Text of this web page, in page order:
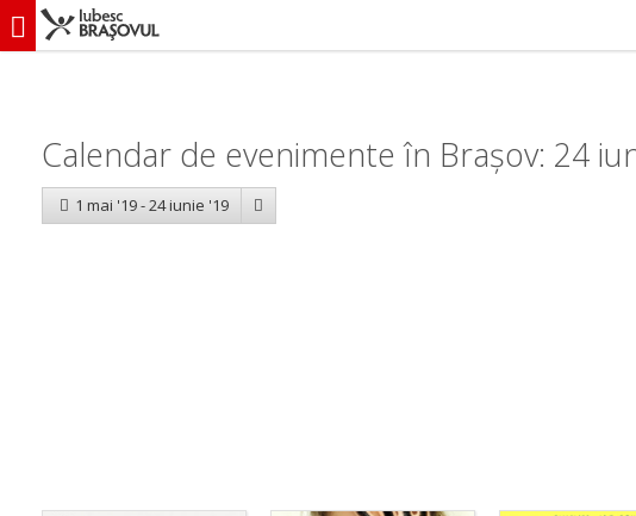
iubescbraşovul.ro
Calendar de evenimente în Brașov: 24
1 mai '19 - 24 iunie '19